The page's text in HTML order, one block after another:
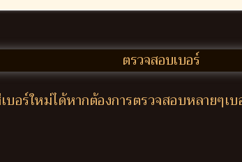
อร์ใหม่ได้หากต้องการตรวจสอบหลายๆเบ